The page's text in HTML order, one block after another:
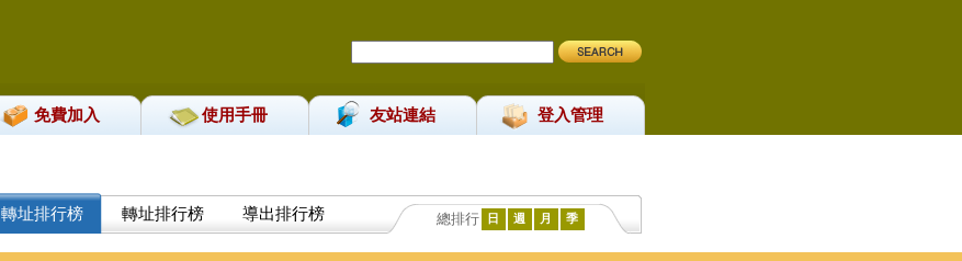
免費加入 使用手冊 友站連結 登入管理
轉址排行榜 轉址排行榜 導出排行榜 總排行 日 週 月 季